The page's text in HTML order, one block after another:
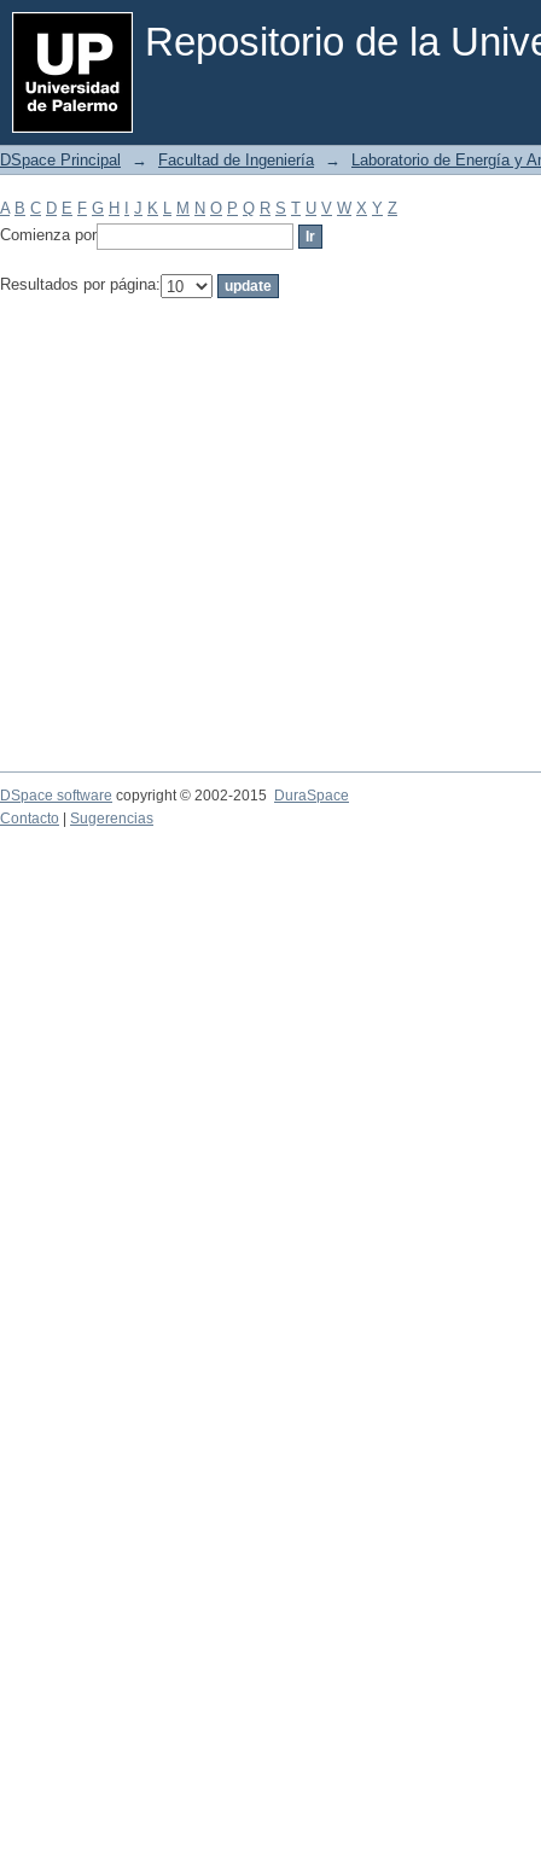
Repositorio de la
Filtrar por: Materia
DSpace Principal → Facultad de Ingeniería → Laboratorio de Energía y
A B C D E F G H J K L M N O P Q R S T U V W X Y Z
Comienza por
Resultados por página:
DSpace software copyright © 2002-2015
DuraSpace
Contacto
Sugerencias